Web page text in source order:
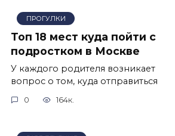
ПРОГУЛКИ
Топ 18 мест куда пойти с
подростком в Москве
У каждого родителя возникает
вопрос о том, куда отправиться
0 164к.